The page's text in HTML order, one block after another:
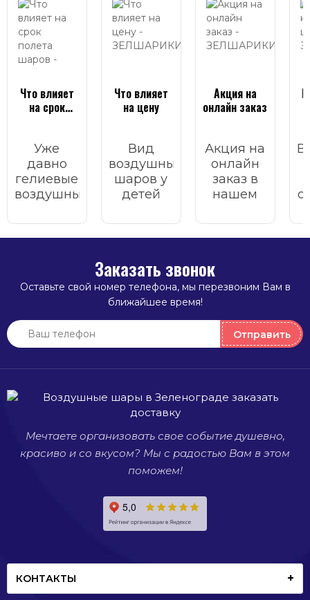
Что влияет
на срок
Уже
давно
гелиевые
воздушные
стали
неотъемлемым
праздника.
в восторг
взрослых
Что влияет
на цену
Вид
воздушных
шаров у
детей
вызывает
улыбку,
праздник.
Акция на
онлайн заказ
Акция на
онлайн
заказ в
нашем
магазине.
Заказать звонок
Оставьте свой номер телефона, мы перезвоним Вам в
ближайшее время!
Отправить
Мечтаете организовать свое событие душевно,
красиво и со вкусом? Мы с радостью Вам в этом
поможем!
КОНТАКТЫ